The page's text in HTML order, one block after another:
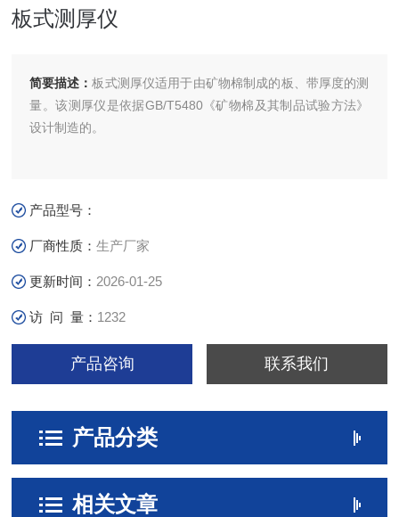
板式测厚仪
简要描述：板式测厚仪适用于由矿物棉制成的板、带厚度的测
量。该测厚仪是依据GB/T5480《矿物棉及其制品试验方法》
设计制造的。
产品型号：
厂商性质：生产厂家
更新时间： 2026-01-25
访 问 量： 1232
产品咨询 联系我们
产品分类
相关文章